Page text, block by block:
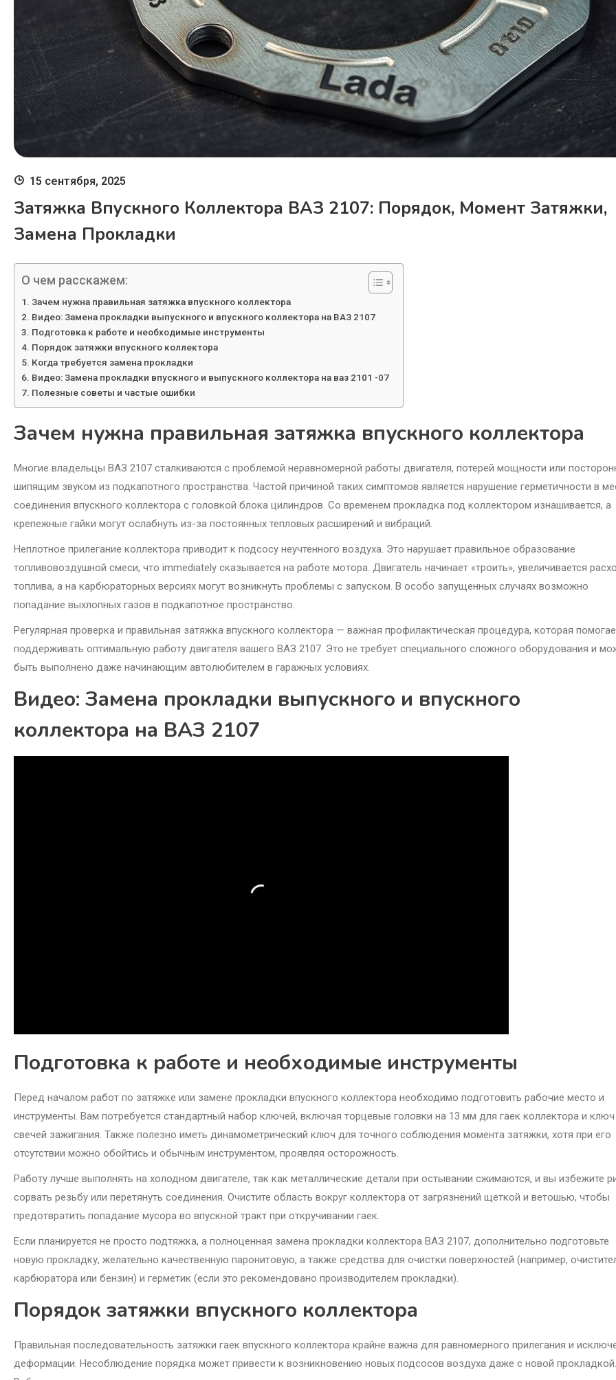
15 сентября, 2025
Затяжка Впускного Коллектора ВАЗ 2107: Порядок, Момент Затяжки,
Замена Прокладки
О чем расскажем:
Зачем нужна правильная затяжка впускного коллектора
Видео: Замена прокладки выпускного и впускного коллектора на ВАЗ 2107
Подготовка к работе и необходимые инструменты
Порядок затяжки впускного коллектора
Когда требуется замена прокладки
Видео: Замена прокладки впускного и выпускного коллектора на ваз 2101 -07
Полезные советы и частые ошибки
Зачем нужна правильная затяжка впускного коллектора
Многие владельцы ВАЗ 2107 сталкиваются с проблемой неравномерной работы двигателя, потерей мощности или
шипящим звуком из подкапотного пространства. Частой причиной таких симптомов является нарушение герметичности в
соединения впускного коллектора с головкой блока цилиндров. Со временем прокладка под коллектором изнашивается, а
крепежные гайки могут ослабнуть из-за постоянных тепловых расширений и вибраций.
Неплотное прилегание коллектора приводит к подсосу неучтенного воздуха. Это нарушает правильное образование
топливовоздушной смеси, что immediately сказывается на работе мотора. Двигатель начинает «троить», увеличивается
топлива, а на карбюраторных версиях могут возникнуть проблемы с запуском. В особо запущенных случаях возможно
попадание выхлопных газов в подкапотное пространство.
Регулярная проверка и правильная затяжка впускного коллектора — важная профилактическая процедура, которая
поддерживать оптимальную работу двигателя вашего ВАЗ 2107. Это не требует специального сложного оборудования и
быть выполнено даже начинающим автолюбителем в гаражных условиях.
Видео: Замена прокладки выпускного и впускного
коллектора на ВАЗ 2107
Подготовка к работе и необходимые инструменты
Перед началом работ по затяжке или замене прокладки впускного коллектора необходимо подготовить рабочие место и
инструменты. Вам потребуется стандартный набор ключей, включая торцевые головки на 13 мм для гаек коллектора и
свечей зажигания. Также полезно иметь динамометрический ключ для точного соблюдения момента затяжки, хотя при его
отсутствии можно обойтись и обычным инструментом, проявляя осторожность.
Работу лучше выполнять на холодном двигателе, так как металлические детали при остывании сжимаются, и вы избежите
сорвать резьбу или перетянуть соединения. Очистите область вокруг коллектора от загрязнений щеткой и ветошью, чтобы
предотвратить попадание мусора во впускной тракт при откручивании гаек.
Если планируется не просто подтяжка, а полноценная замена прокладки коллектора ВАЗ 2107, дополнительно подготовьте
новую прокладку, желательно качественную паронитовую, а также средства для очистки поверхностей (например,
карбюратора или бензин) и герметик (если это рекомендовано производителем прокладки).
Порядок затяжки впускного коллектора
Правильная последовательность затяжки гаек впускного коллектора крайне важна для равномерного прилегания и
деформации. Несоблюдение порядка может привести к возникновению новых подсосов воздуха даже с новой прокладкой.